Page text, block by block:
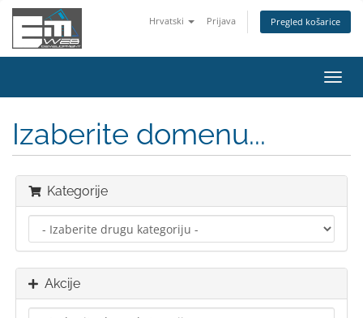
Hrvatski Prijava Pregled košarice
Izaberite domenu...
Kategorije
Akcije